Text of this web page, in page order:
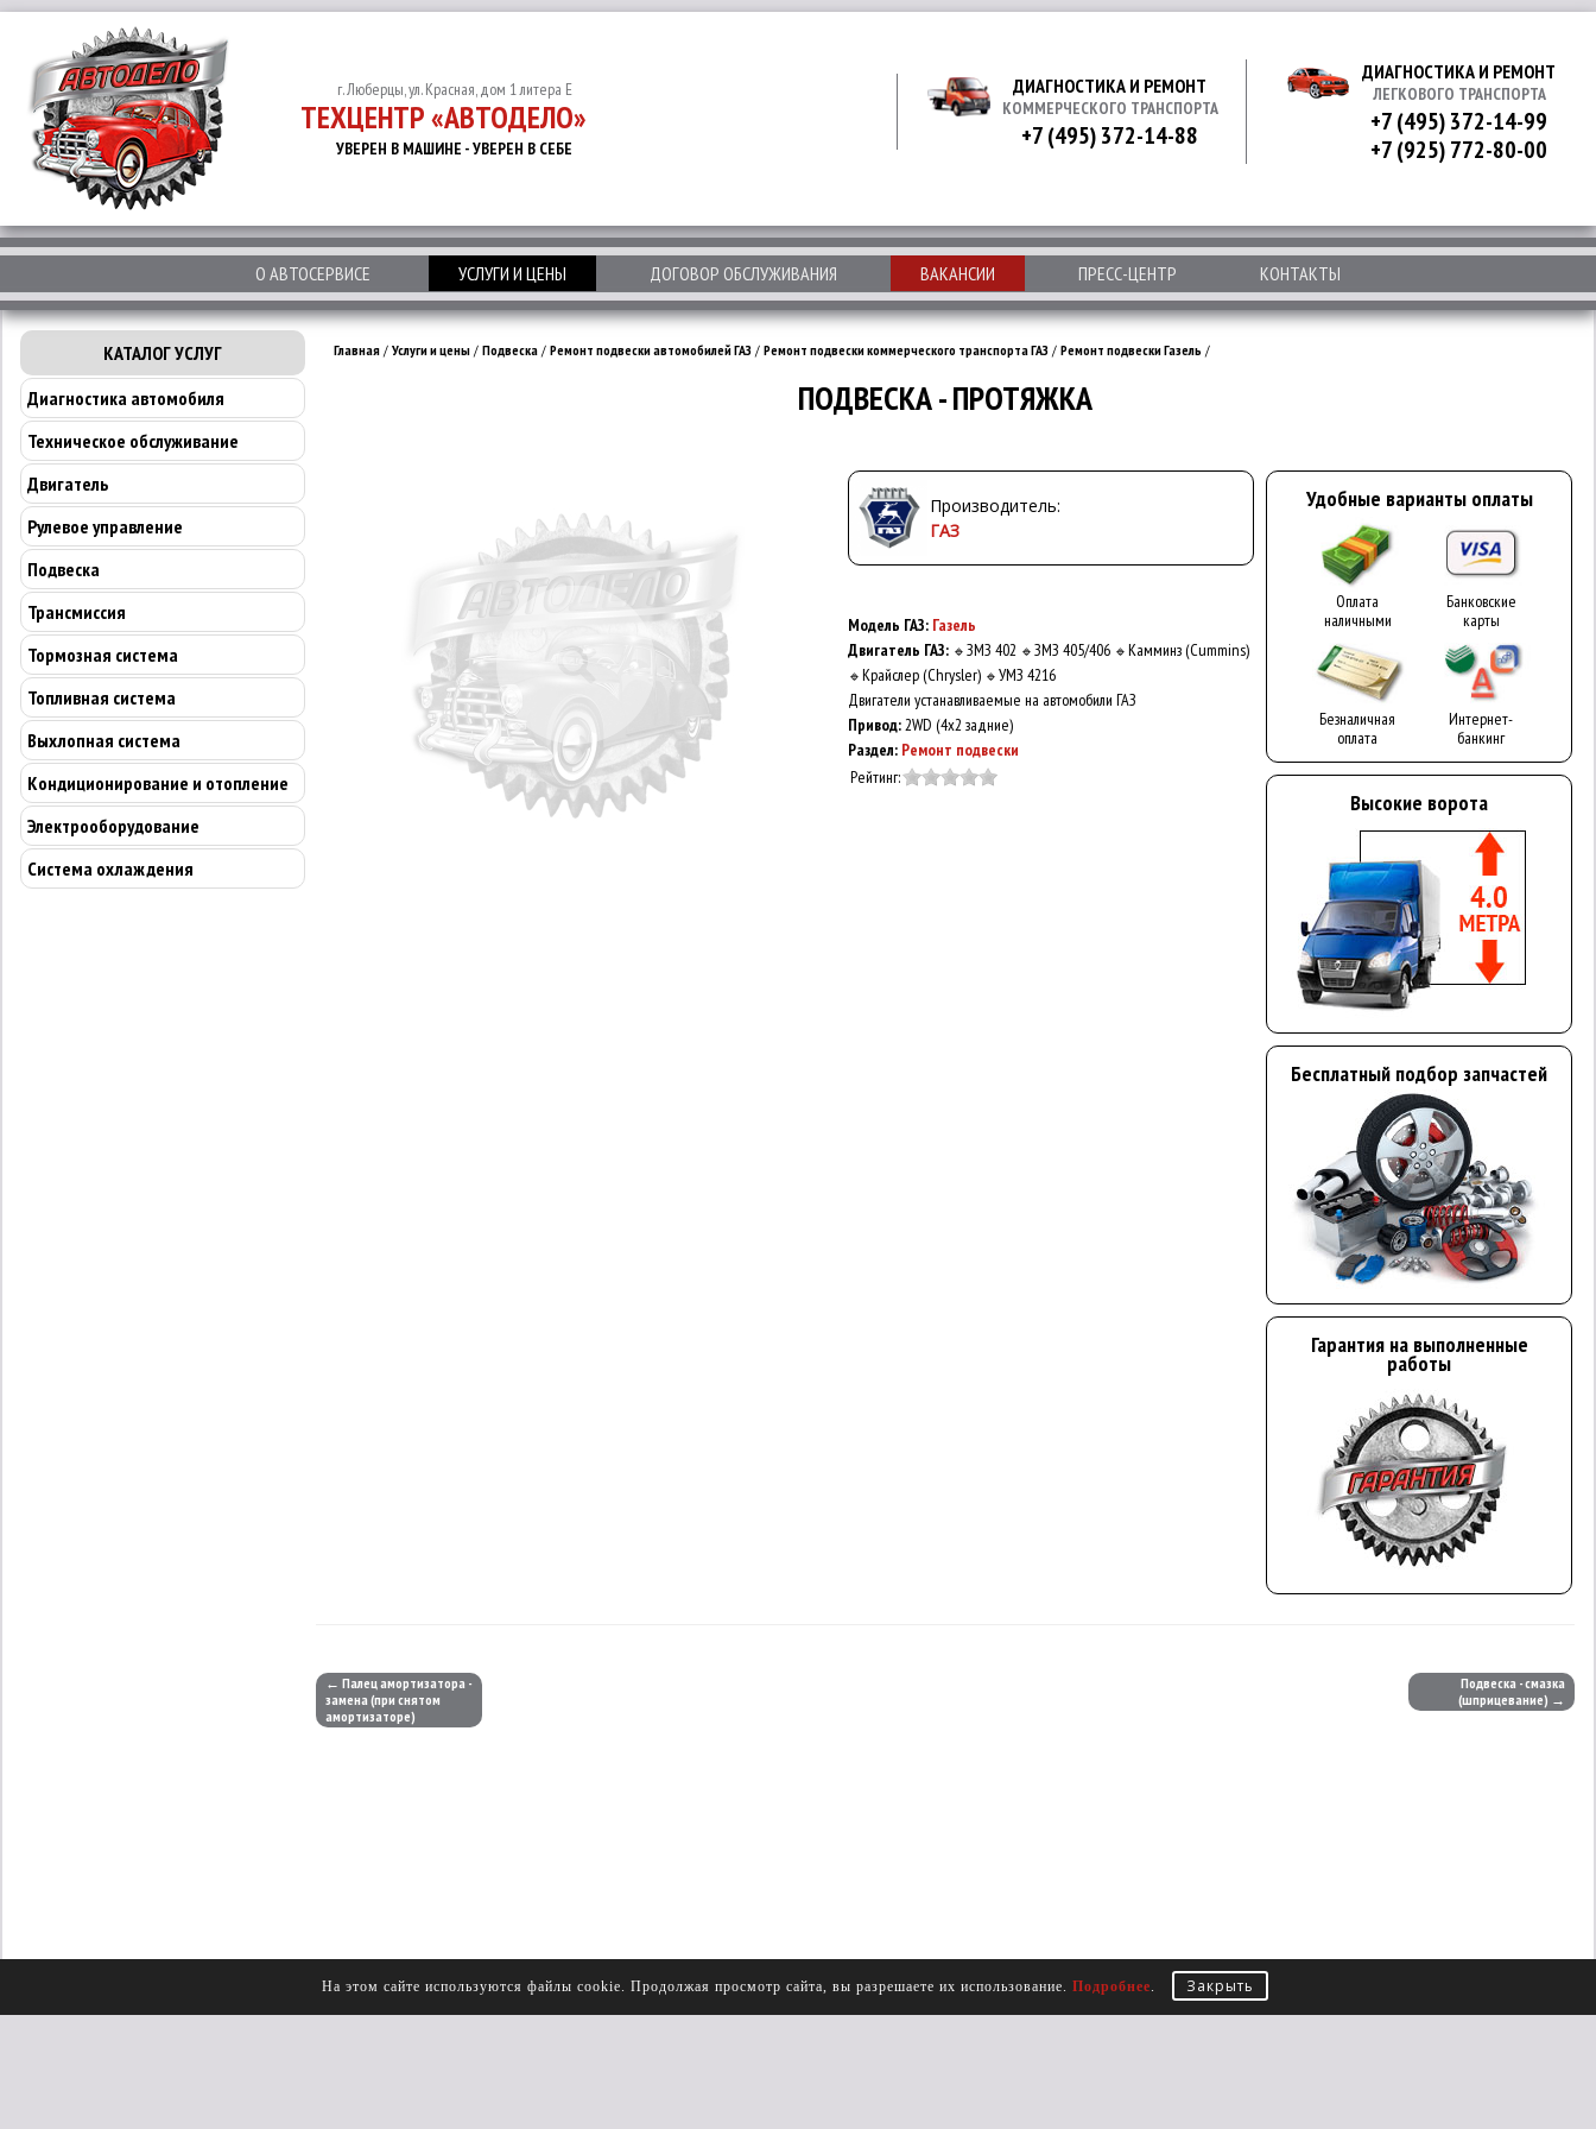
г. Люберцы, ул. Красная, дом 1 литера Е
ТЕХЦЕНТР «АВТОДЕЛО»
УВЕРЕН В МАШИНЕ - УВЕРЕН В СЕБЕ
ДИАГНОСТИКА И РЕМОНТ
КОММЕРЧЕСКОГО ТРАНСПОРТА
+7 (495) 372-14-88
ДИАГНОСТИКА И РЕМОНТ
ЛЕГКОВОГО ТРАНСПОРТА
+7 (495) 372-14-99
+7 (925) 772-80-00
О АВТОСЕРВИСЕ УСЛУГИ И ЦЕНЫ ДОГОВОР ОБСЛУЖИВАНИЯ ВАКАНСИИ ПРЕСС-ЦЕНТР КОНТАКТЫ
КАТАЛОГ УСЛУГ
Диагностика автомобиля
Техническое обслуживание
Двигатель
Рулевое управление
Подвеска
Трансмиссия
Тормозная система
Топливная система
Выхлопная система
Кондиционирование и отопление
Электрооборудование
Система охлаждения
Главная / Услуги и цены / Подвеска / Ремонт подвески автомобилей ГАЗ / Ремонт подвески коммерческого транспорта ГАЗ / Ремонт подвески Газель /
ПОДВЕСКА - ПРОТЯЖКА
Производитель:
ГАЗ
Модель ГАЗ: Газель
Двигатель ГАЗ: 🔹 ЗМЗ 402 🔹 ЗМЗ 405/406 🔹 Камминз (Cummins)
🔹 Крайслер (Chrysler) 🔹 УМЗ 4216
Двигатели устанавливаемые на автомобили ГАЗ
Привод:2WD (4x2 задние)
Раздел: Ремонт подвески
Рейтинг:
Удобные варианты оплаты
Оплата
наличными
Банковские
карты
Безналичная
оплата
Интернет-
банкинг
Высокие ворота
Бесплатный подбор запчастей
Гарантия на выполненные
работы
← Палец амортизатора -
замена (при снятом
амортизаторе)
Подвеска - смазка
(шприцевание) →
На этом сайте используются файлы cookie. Продолжая просмотр сайта, вы разрешаете их использование. Подробнее. Закрыть